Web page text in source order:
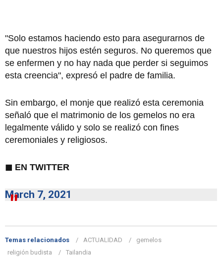
"Solo estamos haciendo esto para asegurarnos de
que nuestros hijos estén seguros. No queremos que
se enfermen y no hay nada que perder si seguimos
esta creencia", expresó el padre de familia.
Sin embargo, el monje que realizó esta ceremonia
señaló que el matrimonio de los gemelos no era
legalmente válido y solo se realizó con fines
ceremoniales y religiosos.
◼ EN TWITTER
March 7, 2021
Temas relacionados ACTUALIDAD
gemelos
religión budista
Tailandia